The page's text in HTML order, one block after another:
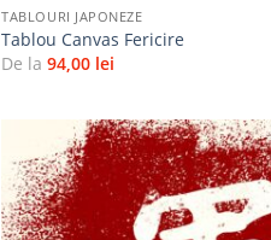
TABLOURI JAPONEZE
Tablou Canvas Fericire
De la94,00 lei